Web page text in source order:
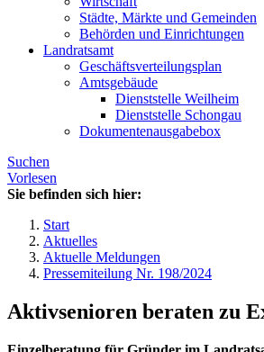
Städte, Märkte und Gemeinden
Behörden und Einrichtungen
Landratsamt
Geschäftsverteilungsplan
Amtsgebäude
Dienststelle Weilheim
Dienststelle Schongau
Dokumentenausgabebox
Suchen
Vorlesen
Sie befinden sich hier:
Start
Aktuelles
Aktuelle Meldungen
Pressemiteilung Nr. 198/2024
Aktivsenioren beraten zu